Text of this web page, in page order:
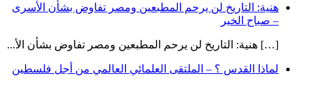
هنية: التاريخ لن يرحم المطبعين ومصر تفاوض بشأن الأسرى
– صباح الخير
[…] هنية: التاريخ لن يرحم المطبعين ومصر تفاوض بشأن الأ...
لماذا القدس ؟ – الملتقى العلمائي العالمي من أجل فلسطين